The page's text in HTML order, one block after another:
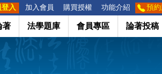
入 加入會員 購買授權 功能介紹 預
著 法學題庫 會員專區 論著投稿